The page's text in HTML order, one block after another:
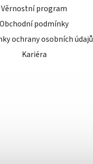
Věrnostní program
Obchodní podmínky
ochrany osobních údajů
Kariéra